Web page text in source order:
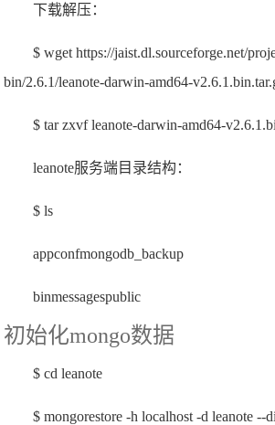
下载解压：
$ wget https://jaist.dl.sourceforge.net/
bin/2.6.1/leanote-darwin-amd64-
$ tar zxvf leanote-darwin-amd64-
leanote服务端目录结构：
$ ls
appconfmongodb_backup
binmessagespublic
初始化mongo数据
$ cd leanote
$ mongorestore -h localhost -d leanote --